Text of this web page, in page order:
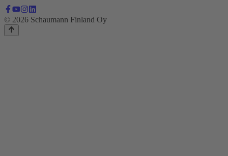
© 2026 Schaumann Finland Oy